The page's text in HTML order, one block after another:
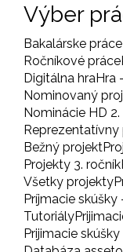
Výber
Bakalárske práce
Ročníkové práce
Digitálna hraHra
Nominovaný
Nominácie HD
Reprezentatívny
Bežný projekt
Projekty 3. ročník
Všetky projekty
Príjmacie
Tutoriály
Prijimacie